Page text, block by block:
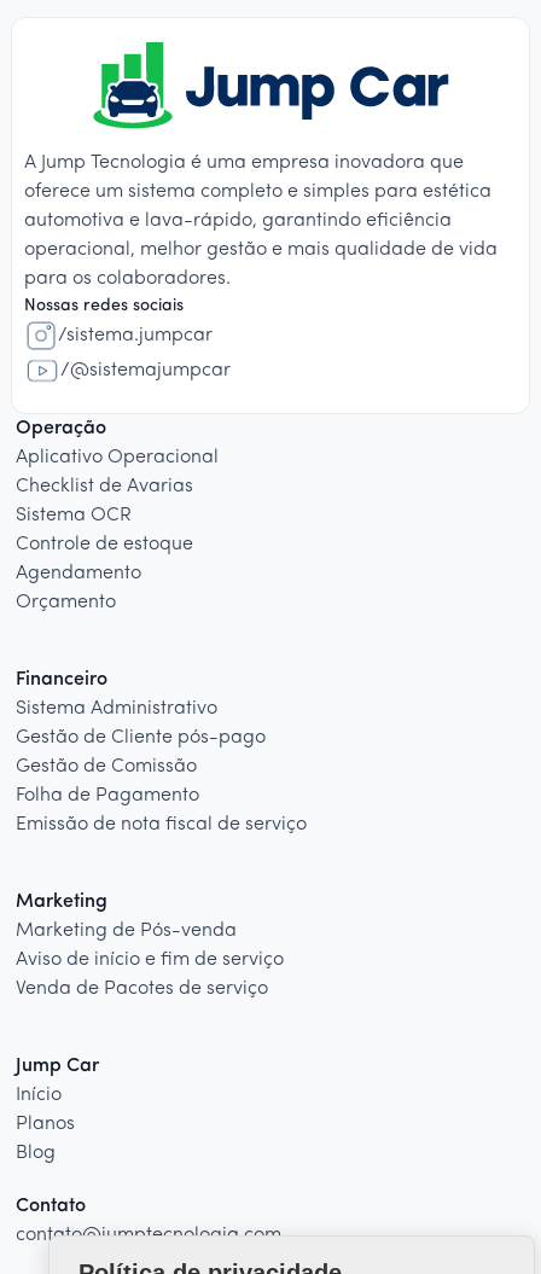
A Jump Tecnologia é uma empresa inovadora que
oferece um sistema completo e simples para estética
automotiva e lava-rápido, garantindo eficiência
operacional, melhor gestão e mais qualidade de vida
para os colaboradores.
Nossas redes sociais
/sistema.jumpcar
/@sistemajumpcar
Operação
Aplicativo Operacional
Checklist de Avarias
Sistema OCR
Controle de estoque
Agendamento
Orçamento
Financeiro
Sistema Administrativo
Gestão de Cliente pós-pago
Gestão de Comissão
Folha de Pagamento
Emissão de nota fiscal de serviço
Marketing
Marketing de Pós-venda
Aviso de início e fim de serviço
Venda de Pacotes de serviço
Jump Car
Início
Planos
Blog
Contato
contato@jumptecnologia.com